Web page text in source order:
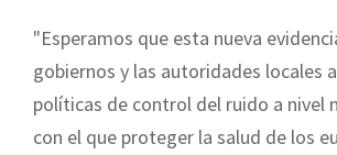
"Esperamos que esta nueva
gobiernos y las autoridades locales
políticas de control del ruido a nivel
con el que proteger la salud de los